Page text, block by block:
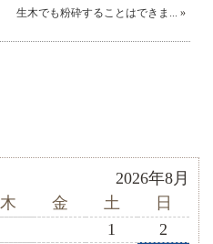
生木でも粉砕することはできま... »
2026年8月
木 金 土
日
1
2